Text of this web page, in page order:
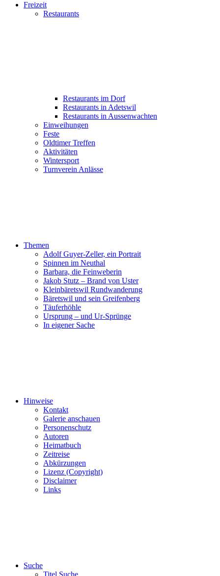
Freizeit
Restaurants
Restaurants im Dorf
Restaurants in Adetswil
Restaurants in Aussenwachten
Einweihungen
Feste
Oldtimer Treffen
Aktivitäten
Wintersport
Turnverein Anlässe
Themen
Adolf Guyer-Zeller, ein Portrait
Spinnen im Neuthal
Barbara, die Feinweberin
Jakob Stutz – Brand von Uster
Kleinbäretswil Rundwanderung
Bäretswil und sein Greifenberg
Täuferhöhle
Ursprung – und Ur-Sprünge
In eigener Sache
Hinweise
Kontakt
Galerie anschauen
Personenschutz
Autoren
Heimatbuch
Zeitreise
Abkürzungen
Lizenz (Copyright)
Disclaimer
Links
Suche
Titel Suche